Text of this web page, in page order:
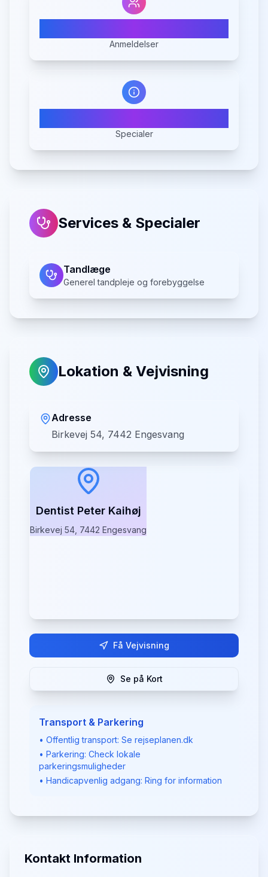
Anmeldelser
Specialer
Services & Specialer
Tandlæge
Generel tandpleje og forebyggelse
Lokation & Vejvisning
Adresse
Birkevej 54, 7442 Engesvang
Dentist Peter Kaihøj
Birkevej 54, 7442 Engesvang
Få Vejvisning
Se på Kort
Transport & Parkering
• Offentlig transport: Se rejseplanen.dk
• Parkering: Check lokale
parkeringsmuligheder
• Handicapvenlig adgang: Ring for information
Kontakt Information